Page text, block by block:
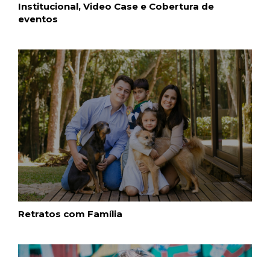
Institucional, Video Case e Cobertura de
eventos
Retratos com Família